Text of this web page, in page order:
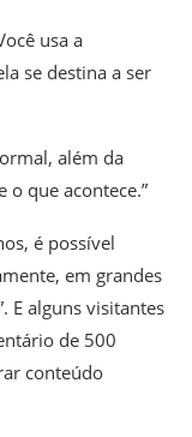
usa a
se destina a ser
além da
que acontece.”
é possível
em grandes
E alguns visitantes
de 500
conteúdo